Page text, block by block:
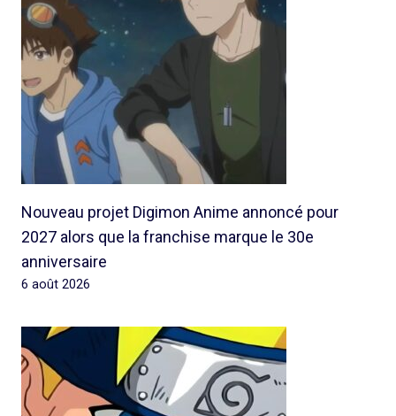
Nouveau projet Digimon Anime annoncé pour
2027 alors que la franchise marque le 30e
anniversaire
6 août 2026